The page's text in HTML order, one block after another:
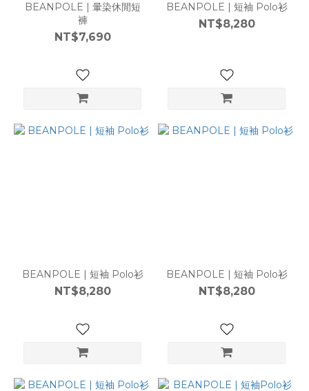
BEANPOLE | 暈染休閒短
褲
NT$7,690
BEANPOLE | 短袖 Polo衫
NT$8,280
BEANPOLE | 短袖 Polo衫
NT$8,280
BEANPOLE | 短袖 Polo衫
NT$8,280